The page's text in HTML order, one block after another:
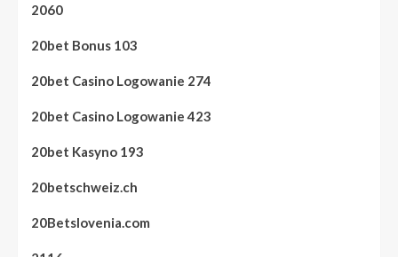
2060
20bet Bonus 103
20bet Casino Logowanie 274
20bet Casino Logowanie 423
20bet Kasyno 193
20betschweiz.ch
20Betslovenia.com